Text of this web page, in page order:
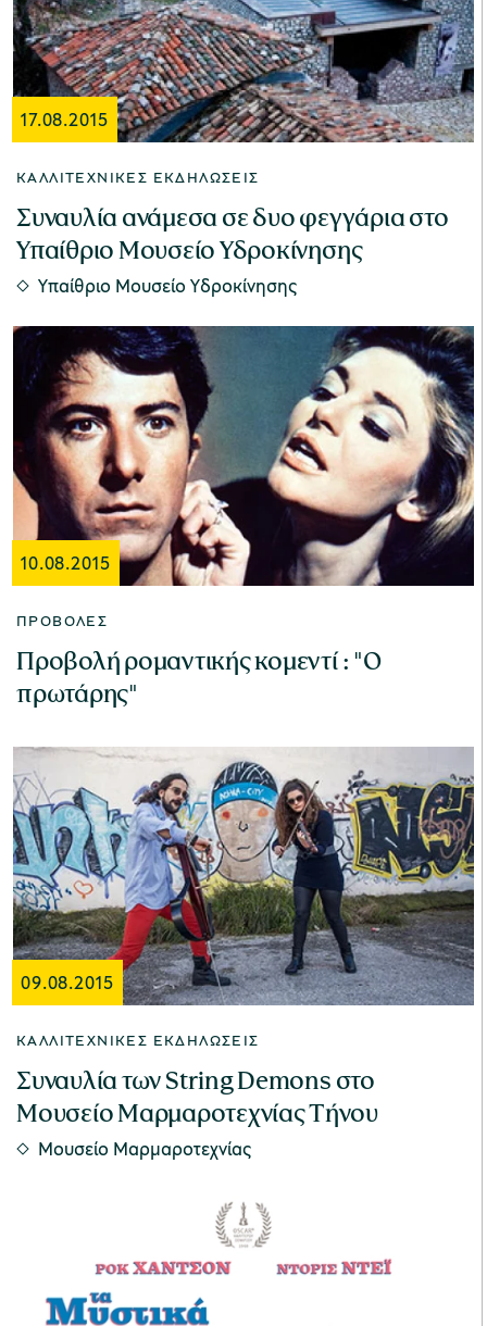
17.08.2015
ΚΑΛΛΙΤΕΧΝΙΚΈΣ ΕΚΔΗΛΏΣΕΙΣ
Συναυλία ανάμεσα σε δυο φεγγάρια στο
Υπαίθριο Μουσείο Υδροκίνησης
Υπαίθριο Μουσείο Υδροκίνησης
10.08.2015
ΠΡΟΒΟΛΈΣ
Προβολή ρομαντικής κομεντί : "Ο
πρωτάρης"
09.08.2015
ΚΑΛΛΙΤΕΧΝΙΚΈΣ ΕΚΔΗΛΏΣΕΙΣ
Συναυλία των String Demons στο
Μουσείο Μαρμαροτεχνίας Τήνου
Μουσείο Μαρμαροτεχνίας